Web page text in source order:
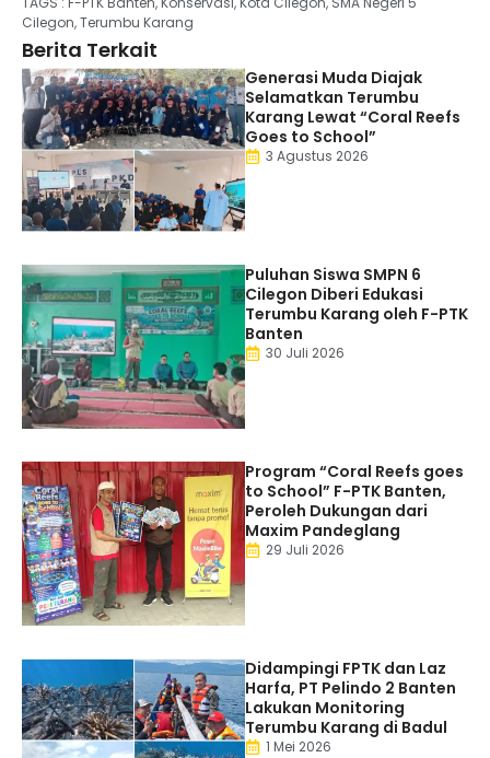
Cilegon,Terumbu Karang
Berita Terkait
Generasi Muda Diajak
Selamatkan Terumbu
Karang Lewat “Coral Reefs
Goes to School”
3 Agustus 2026
Puluhan Siswa SMPN 6
Cilegon Diberi Edukasi
Terumbu Karang oleh F-PTK
Banten
30 Juli 2026
Program “Coral Reefs goes
to School” F-PTK Banten,
Peroleh Dukungan dari
Maxim Pandeglang
29 Juli 2026
Didampingi FPTK dan Laz
Harfa, PT Pelindo 2 Banten
Lakukan Monitoring
Terumbu Karang di Badul
1 Mei 2026